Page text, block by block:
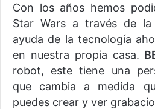
Con los años hemos
Star Wars a través de
ayuda de la tecnología
en nuestra propia casa.
robot, este tiene una
que cambia a medida
puedes crear y ver